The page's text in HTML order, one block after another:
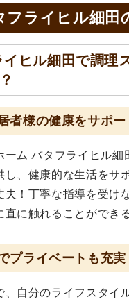
フライヒル細田
ヒル細田で調理
者様の健康をサポー
ム バタフライヒル細
、健康的な生活をサ
！丁寧な指導を受け
に触れることができ
プライベートも充実
自分のライフスタイ